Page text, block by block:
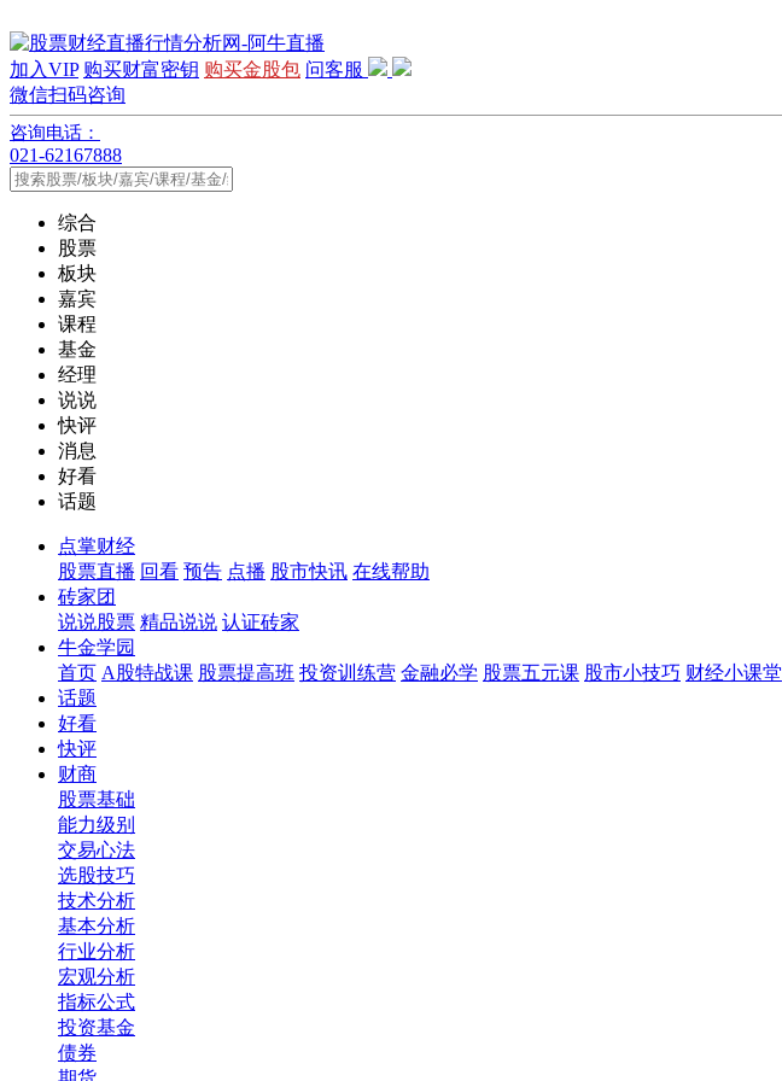
加入VIP 购买财富密钥 购买金股包 问客服
微信扫码咨询
咨询电话：
021-62167888
综合
股票
板块
嘉宾
课程
基金
经理
说说
快评
消息
好看
话题
点掌财经
股票直播 回看 预告 点播 股市快讯 在线帮助
砖家团
说说股票 精品说说 认证砖家
牛金学园
首页 A股特战课 股票提高班 投资训练营 金融必学 股票五元课 股市小技巧 财经小课堂
话题
好看
快评
财商
股票基础
能力级别
交易心法
选股技巧
技术分析
基本分析
行业分析
宏观分析
指标公式
投资基金
债券